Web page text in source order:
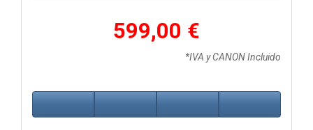
599,00 €
*IVA y CANON Incluido